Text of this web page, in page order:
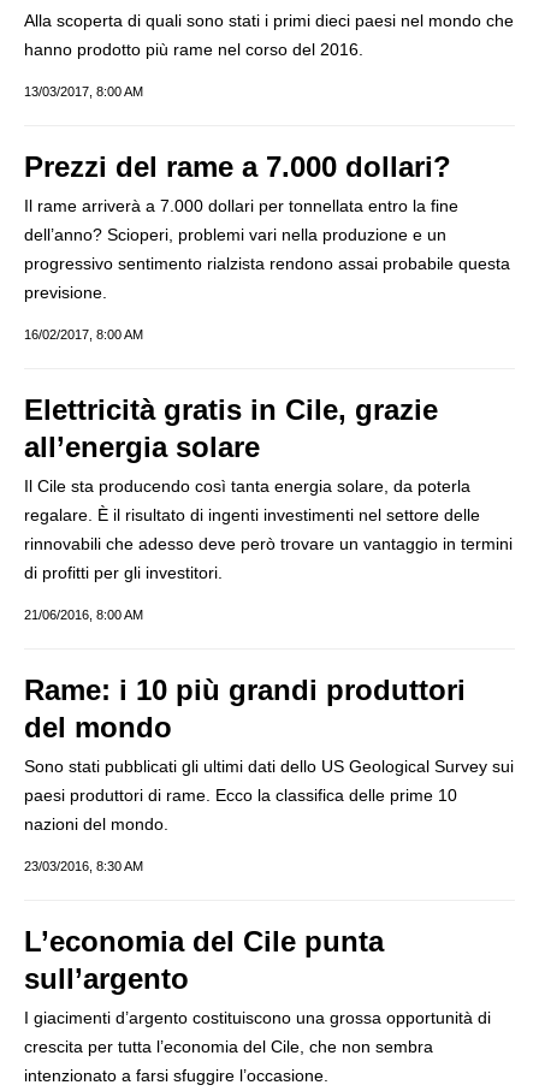
Alla scoperta di quali sono stati i primi dieci paesi nel mondo che
hanno prodotto più rame nel corso del 2016.
13/03/2017, 8:00 AM
Prezzi del rame a 7.000 dollari?
Il rame arriverà a 7.000 dollari per tonnellata entro la fine
dell’anno? Scioperi, problemi vari nella produzione e un
progressivo sentimento rialzista rendono assai probabile questa
previsione.
16/02/2017, 8:00 AM
Elettricità gratis in Cile, grazie
all’energia solare
Il Cile sta producendo così tanta energia solare, da poterla
regalare. È il risultato di ingenti investimenti nel settore delle
rinnovabili che adesso deve però trovare un vantaggio in termini
di profitti per gli investitori.
21/06/2016, 8:00 AM
Rame: i 10 più grandi produttori
del mondo
Sono stati pubblicati gli ultimi dati dello US Geological Survey sui
paesi produttori di rame. Ecco la classifica delle prime 10
nazioni del mondo.
23/03/2016, 8:30 AM
L’economia del Cile punta
sull’argento
I giacimenti d’argento costituiscono una grossa opportunità di
crescita per tutta l’economia del Cile, che non sembra
intenzionato a farsi sfuggire l’occasione.